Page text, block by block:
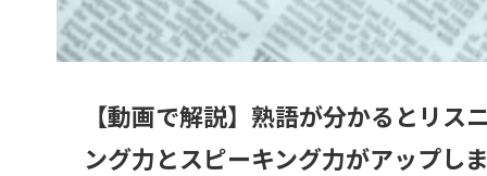
【動画で解説】熟語が分かるとリス
ング力とスピーキング力がアップし